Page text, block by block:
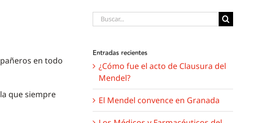
en todo
que siempre
Buscar:
Entradas recientes
¿Cómo fue el acto de Clausura del
Mendel?
El Mendel convence en Granada